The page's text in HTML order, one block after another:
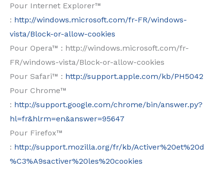
Pour Internet Explorer™
: http://windows.microsoft.com/fr-FR/windows-
vista/Block-or-allow-cookies
Pour Opera™ : http://windows.microsoft.com/fr-
FR/windows-vista/Block-or-allow-cookies
Pour Safari™ : http://support.apple.com/kb/PH5042
Pour Chrome™
: http://support.google.com/chrome/bin/answer.py?
hl=fr&hlrm=en&answer=95647
Pour Firefox™
: http://support.mozilla.org/fr/kb/Activer%20et%20d
%C3%A9sactiver%20les%20cookies